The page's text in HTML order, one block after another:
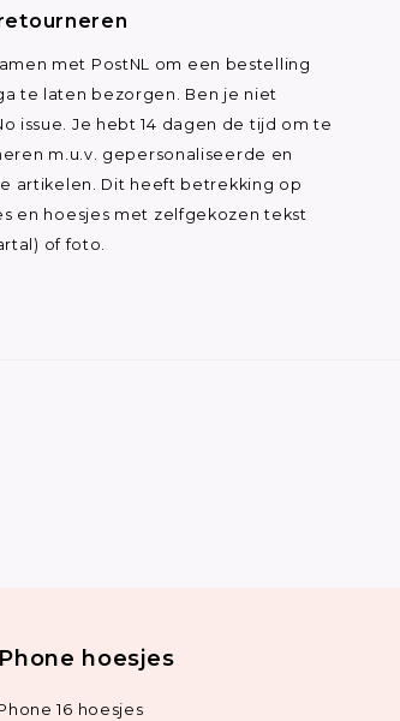
met PostNL om een bestelling
te laten bezorgen. Ben je niet
issue. Je hebt 14 dagen de tijd om te
m.u.v. gepersonaliseerde en
artikelen. Dit heeft betrekking op
en hoesjes met zelfgekozen tekst
of foto.
hoesjes
16 hoesjes